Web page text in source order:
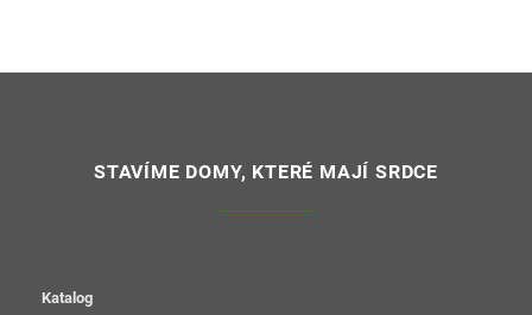
STAVÍME DOMY, KTERÉ MAJÍ SRDCE
Katalog